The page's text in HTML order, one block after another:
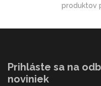
produktov
Prihláste sa na
noviniek